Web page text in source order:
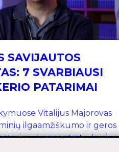
SAVIJAUTOS
7 SVARBIAUSI
PATARIMAI
Vitalijus Majorovas
ilgaamžiškumo ir geros
koncentratą, kuriuo
kasdien jausitės